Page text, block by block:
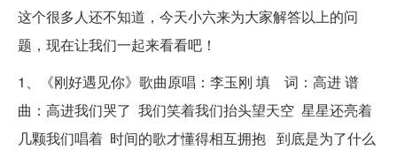
这个很多人还不知道，今天小六来为大家解答以上的问
题，现在让我们一起来看看吧！
1、《刚好遇见你》歌曲原唱：李玉刚 填 词：高进 谱
曲：高进我们哭了 我们笑着我们抬头望天空 星星还亮着
几颗我们唱着 时间的歌才懂得相互拥抱 到底是为了什么